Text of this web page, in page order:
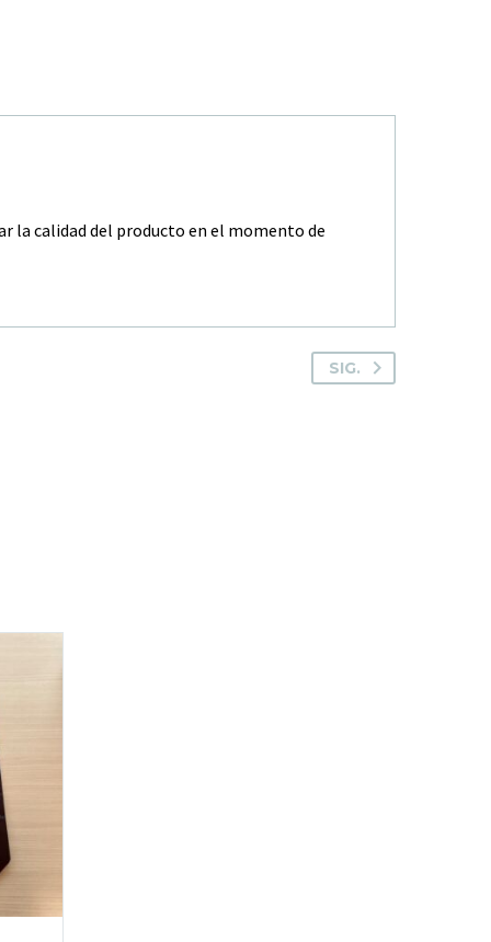
la calidad del producto en el momento de
SIG.